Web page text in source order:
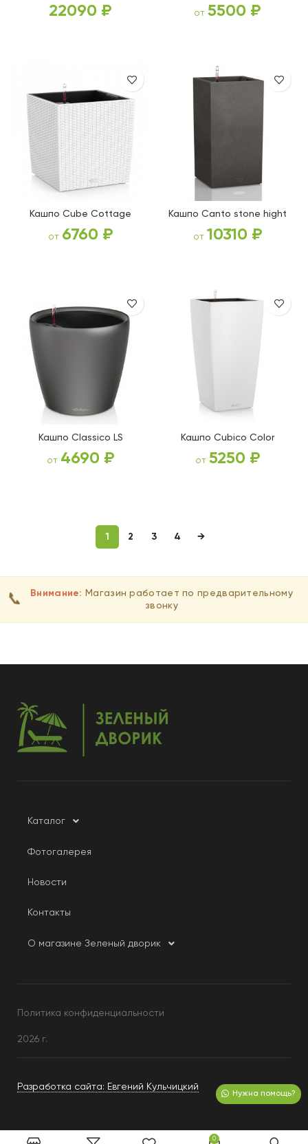
22090 ₽ от 5500 ₽
Кашпо Cube Cottage
от 6760 ₽
Кашпо Canto stone hight
от 10310 ₽
Кашпо Classico LS
от 4690 ₽
Кашпо Cubico Color
от 5250 ₽
1 2 3 4 →
📞 Внимание: Магазин работает по предварительному
звонку
Каталог
Фотогалерея
Новости
Контакты
О магазине Зеленый дворик
Политика конфиденциальности
2026 г.
Разработка сайта: Евгений Кульчицкий
Нужна помощь?
0